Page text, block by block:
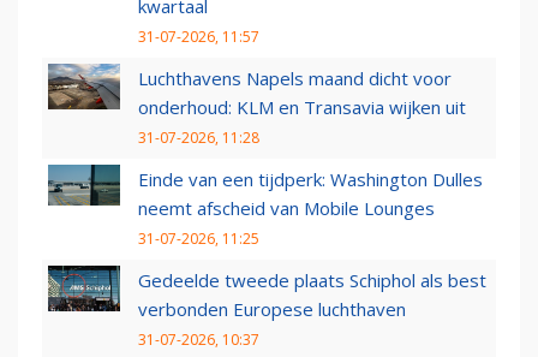
kwartaal
31-07-2026, 11:57
Luchthavens Napels maand dicht voor
onderhoud: KLM en Transavia wijken uit
31-07-2026, 11:28
Einde van een tijdperk: Washington Dulles
neemt afscheid van Mobile Lounges
31-07-2026, 11:25
Gedeelde tweede plaats Schiphol als best
verbonden Europese luchthaven
31-07-2026, 10:37